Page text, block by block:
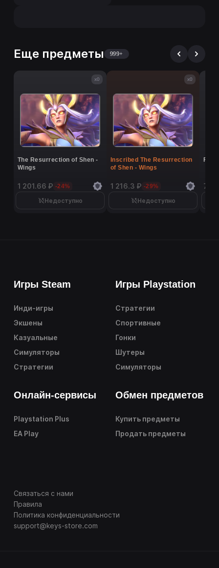
Еще предметы 999+
x0
The Resurrection of Shen -
Wings
1 201.66 ₽ -24%
Недоступно
x0
Inscribed The Resurrection
of Shen - Wings
1 216.3 ₽ -29%
Недоступно
7
Игры Steam
Инди-игры
Экшены
Казуальные
Симуляторы
Стратегии
Игры Playstation
Стратегии
Спортивные
Гонки
Шутеры
Симуляторы
Онлайн-сервисы
Playstation Plus
EA Play
Обмен предметов
Купить предметы
Продать предметы
Связаться с нами
Правила
Политика конфиденциальности
support@keys-store.com